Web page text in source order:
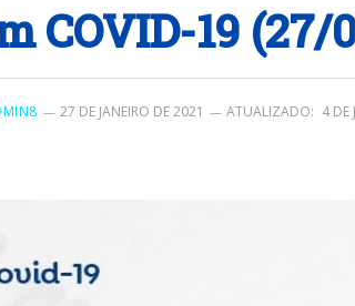
COVID-19 (27/
27 DE JANEIRO DE 2021 ATUALIZADO: 4 DE